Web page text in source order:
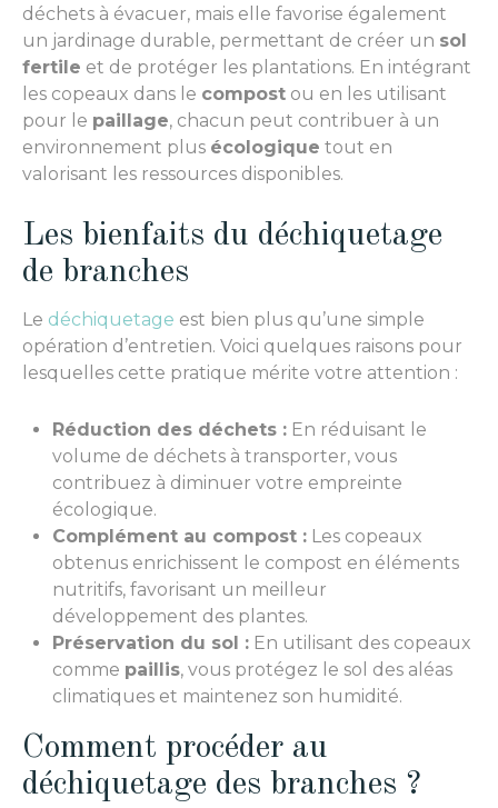
déchets à évacuer, mais elle favorise également
un jardinage durable, permettant de créer un sol
fertile et de protéger les plantations. En intégrant
les copeaux dans le compost ou en les utilisant
pour le paillage, chacun peut contribuer à un
environnement plus écologique tout en
valorisant les ressources disponibles.
Les bienfaits du déchiquetage
de branches
Le déchiquetage est bien plus qu’une simple
opération d’entretien. Voici quelques raisons pour
lesquelles cette pratique mérite votre attention :
Réduction des déchets : En réduisant le
volume de déchets à transporter, vous
contribuez à diminuer votre empreinte
écologique.
Complément au compost : Les copeaux
obtenus enrichissent le compost en éléments
nutritifs, favorisant un meilleur
développement des plantes.
Préservation du sol : En utilisant des copeaux
comme paillis, vous protégez le sol des aléas
climatiques et maintenez son humidité.
Comment procéder au
déchiquetage des branches ?